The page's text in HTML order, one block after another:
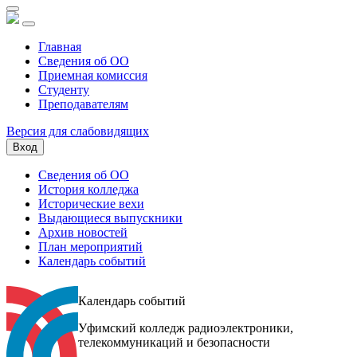
Главная
Сведения об ОО
Приемная комиссия
Студенту
Преподавателям
Версия для слабовидящих
Вход
Сведения об ОО
История колледжа
Исторические вехи
Выдающиеся выпускники
Архив новостей
План мероприятий
Календарь событий
Календарь событий
Уфимский колледж радиоэлектроники,
телекоммуникаций и безопасности